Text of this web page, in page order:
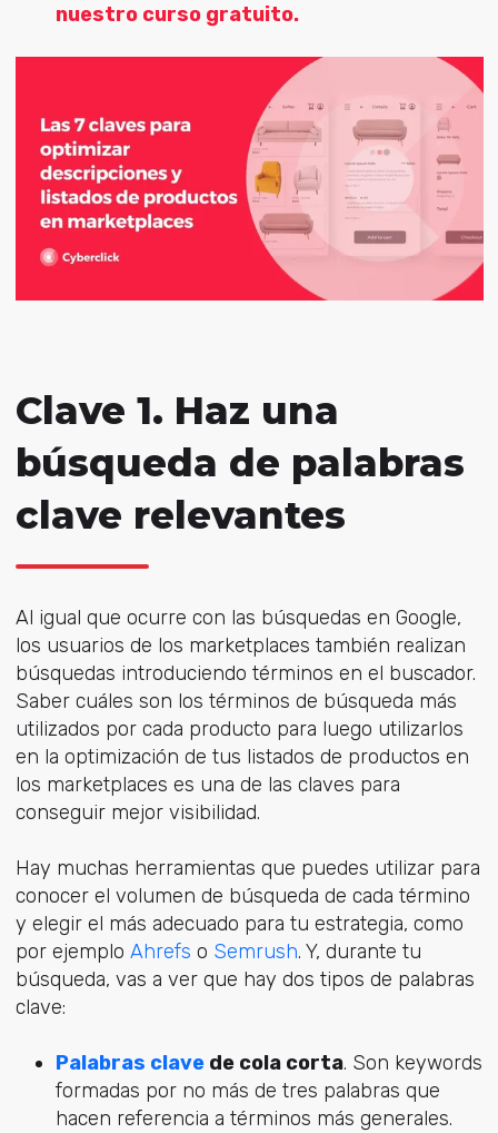
nuestro curso gratuito.
Clave 1. Haz una
búsqueda de palabras
clave relevantes
Al igual que ocurre con las búsquedas en Google,
los usuarios de los marketplaces también realizan
búsquedas introduciendo términos en el buscador.
Saber cuáles son los términos de búsqueda más
utilizados por cada producto para luego utilizarlos
en la optimización de tus listados de productos en
los marketplaces es una de las claves para
conseguir mejor visibilidad.
Hay muchas herramientas que puedes utilizar para
conocer el volumen de búsqueda de cada término
y elegir el más adecuado para tu estrategia, como
por ejemplo Ahrefs o Semrush. Y, durante tu
búsqueda, vas a ver que hay dos tipos de palabras
clave:
Palabras clavede cola corta. Son keywords
formadas por no más de tres palabras que
hacen referencia a términos más generales.